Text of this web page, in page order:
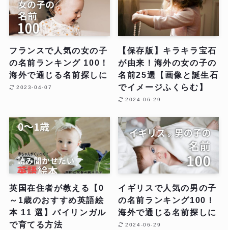
フランスで人気の女の子
の名前ランキング 100！
海外で通じる名前探しに
2023-04-07
【保存版】キラキラ宝石
が由来！海外の女の子の
名前25選【画像と誕生石
でイメージふくらむ】
2024-06-29
英国在住者が教える【0
～1歳のおすすめ英語絵
本 11 選】バイリンガル
で育てる方法
イギリスで人気の男の子
の名前ランキング100！
海外で通じる名前探しに
2024-06-29